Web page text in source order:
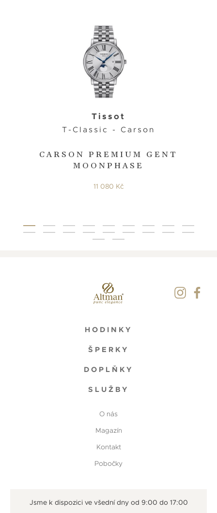
CARSON PREMIUM GENT
MOONPHASE
Tissot
T-Classic - Carson
11 080 Kč
HODINKY
ŠPERKY
DOPLŇKY
SLUŽBY
O nás
Magazín
Kontakt
Pobočky
Jsme k dispozici ve všední dny od 9:00 do 17:00